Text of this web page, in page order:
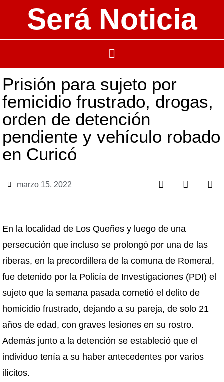
Será Noticia
Prisión para sujeto por
femicidio frustrado, drogas,
orden de detención
pendiente y vehículo robado
en Curicó
marzo 15, 2022
En la localidad de Los Queñes y luego de una
persecución que incluso se prolongó por una de las
riberas, en la precordillera de la comuna de Romeral,
fue detenido por la Policía de Investigaciones (PDI) el
sujeto que la semana pasada cometió el delito de
homicidio frustrado, dejando a su pareja, de solo 21
años de edad, con graves lesiones en su rostro.
Además junto a la detención se estableció que el
individuo tenía a su haber antecedentes por varios
ilícitos.